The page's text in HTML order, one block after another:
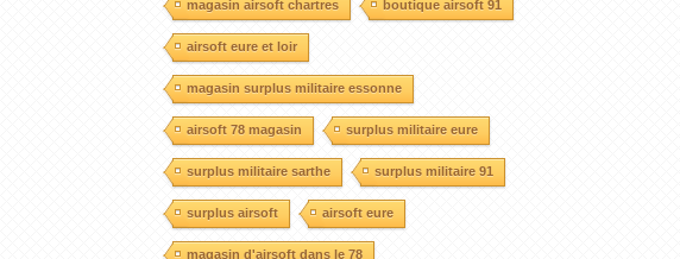
magasin airsoft chartres boutique airsoft 91
airsoft eure et loir
magasin surplus militaire essonne
airsoft 78 magasin surplus militaire eure
surplus militaire sarthe surplus militaire 91
surplus airsoft airsoft eure
magasin d'airsoft dans le 78